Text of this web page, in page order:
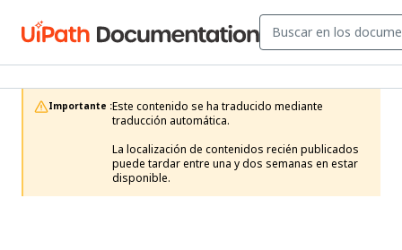
Importante :Este contenido se ha traducido mediante
traducción automática.
La localización de contenidos recién publicados
puede tardar entre una y dos semanas en estar
disponible.